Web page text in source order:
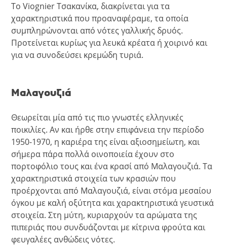
Το Viognier Τσακανίκα, διακρίνεται για τα
χαρακτηριστικά που προαναφέραμε, τα οποία
συμπληρώνονται από νότες γαλλικής δρυός.
Προτείνεται κυρίως για λευκά κρέατα ή χοιρινό και
για να συνοδεύσει κρεμώδη τυριά.
Μαλαγουζιά
Θεωρείται μία από τις πιο γνωστές ελληνικές
ποικιλίες. Αν και ήρθε στην επιφάνεια την περίοδο
1950-1970, η καριέρα της είναι αξιοσημείωτη, και
σήμερα πάρα πολλά οινοποιεία έχουν στο
πορτοφόλιο τους και ένα κρασί από Μαλαγουζιά. Τα
χαρακτηριστικά στοιχεία των κρασιών που
προέρχονται από Μαλαγουζιά, είναι στόμα μεσαίου
όγκου με καλή οξύτητα και χαρακτηριστικά γευστικά
στοιχεία. Στη μύτη, κυριαρχούν τα αρώματα της
πιπεριάς που συνδυάζονται με κίτρινα φρούτα και
φευγαλέες ανθώδεις νότες.